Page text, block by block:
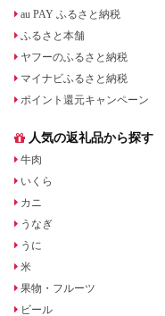
au PAY ふるさと納税
ふるさと本舗
ヤフーのふるさと納税
マイナビふるさと納税
ポイント還元キャンペーン
人気の返礼品から探す
牛肉
いくら
カニ
うなぎ
うに
米
果物・フルーツ
ビール